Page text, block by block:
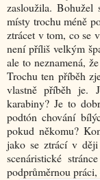
zasloužila. Bohužel
místy trochu méně
ztrácet v tom, co se
není příliš velkým
ale to neznamená,
Trochu ten příběh
vlastně příběh je.
karabiny? Je to
podtón chování
pokud někomu?
jako se ztrácí v
scenáristické
podprůměrnou